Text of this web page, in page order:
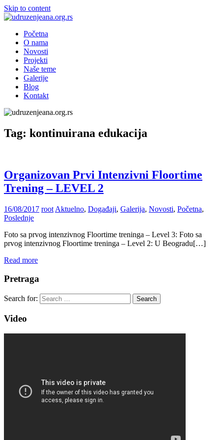
Skip to content
udruzenjeana.org.rs
Udruzenje
Ana
Početna
O nama
Novosti
Projekti
Naše teme
Galerije
Blog
Kontakt
Tag: kontinuirana edukacija
Organizovan Prvi Intenzivni Floortime
Trening – LEVEL 2
16/08/2017 root Aktuelno, Događaji, Galerija, Novosti, Početna,
Poslednje
Foto sa prvog intenzivnog Floortime treninga – Level 3: Foto sa
prvog intenzivnog Floortime treninga – Level 2: U Beogradu[…]
Read more
Pretraga
Search for: Search
Video